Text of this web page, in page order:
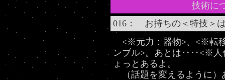
技術に
016： お持ちの＜特技＞
<※元力：器物>、<※転
ンブル>。あとは‥‥<※人
ょっとあるよ。
（話題を変えるように）